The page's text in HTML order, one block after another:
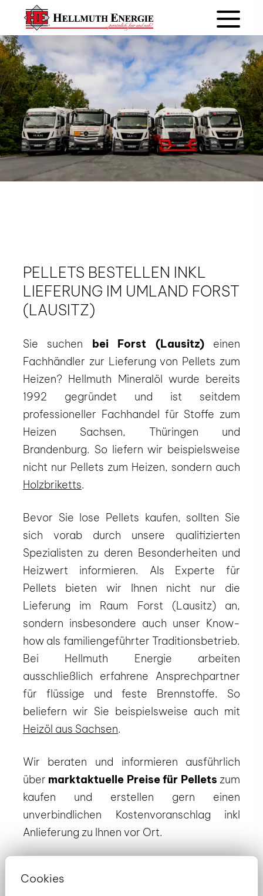
PELLETS BESTELLEN INKL
LIEFERUNG IM UMLAND FORST
(LAUSITZ)
Sie suchen bei Forst (Lausitz) einen
Fachhändler zur Lieferung von Pellets zum
Heizen? Hellmuth Mineralöl wurde bereits
1992 gegründet und ist seitdem
professioneller Fachhandel für Stoffe zum
Heizen Sachsen, Thüringen und
Brandenburg. So liefern wir beispielsweise
nicht nur Pellets zum Heizen, sondern auch
Holzbriketts.
Bevor Sie lose Pellets kaufen, sollten Sie
sich vorab durch unsere qualifizierten
Spezialisten zu deren Besonderheiten und
Heizwert informieren. Als Experte für
Pellets bieten wir Ihnen nicht nur die
Lieferung im Raum Forst (Lausitz) an,
sondern insbesondere auch unser Know-
how als familiengeführter Traditionsbetrieb.
Bei Hellmuth Energie arbeiten
ausschließlich erfahrene Ansprechpartner
für flüssige und feste Brennstoffe. So
beliefern wir Sie beispielsweise auch mit
Heizöl aus Sachsen.
Wir beraten und informieren ausführlich
über marktaktuelle Preise für Pellets zum
kaufen und erstellen gern einen
unverbindlichen Kostenvoranschlag inkl
Anlieferung zu Ihnen vor Ort.
Kontaktaufnahme per Mail oder Telefon und
Cookies